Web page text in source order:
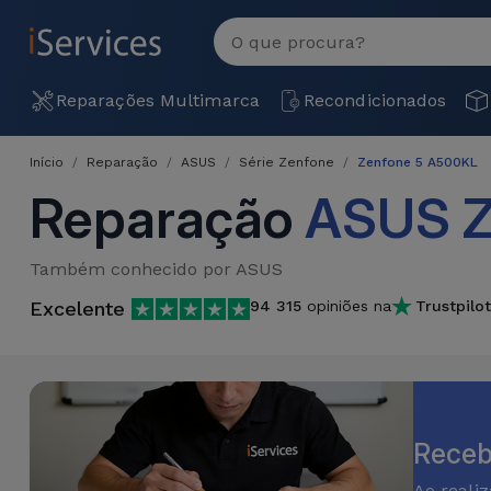
Reparações Multimarca Recondicionados
MENU
Reparações
Por
Avaria
iPhone
iPad
Macbook
/ iMac
Watch
iPhones
Recondicionados
Recondicionados
Produtos
DJI
Novidades
Cabos
Lojas
Promoções
Retomas
Ver
Início Reparação ASUS Série Zenfone Zenfone 5 A500KL
Reparação ASUS
Também conhecido por ASUS
Excelente 94 315opiniões na Trustpilot